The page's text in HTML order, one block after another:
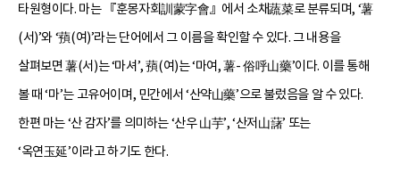
타원형이다. 마는 『훈몽자회訓蒙字會』에서 소채蔬菜로 분류되며, ‘薯
(서)’와 ‘蕷(여)’라는 단어에서 그 이름을 확인할 수 있다. 그 내용을
살펴보면 薯(서)는 ‘마셔’, 蕷(여)는 ‘마여, 薯- 俗呼山藥’이다. 이를 통해
볼 때 ‘마’는 고유어이며, 민간에서 ‘산약山藥’으로 불렀음을 알 수 있다.
한편 마는 ‘산 감자’를 의미하는 ‘산우 山芋’, ‘산저山藷’ 또는
‘옥연玉延’이라고 하기도 한다.